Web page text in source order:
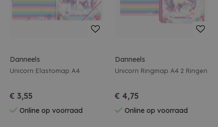
Danneels
Unicorn Elastomap A4
€ 3,55
Online op voorraad
Danneels
Unicorn Ringmap A4 2 Ringen
€ 4,75
Online op voorraad